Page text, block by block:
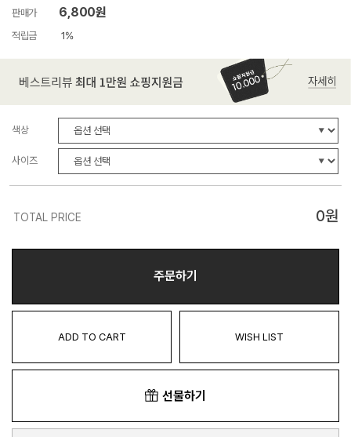
판매가 6,800원
적립금 1%
색상
사이즈
TOTAL PRICE 0원
주문하기
ADD TO CART WISH LIST
선물하기